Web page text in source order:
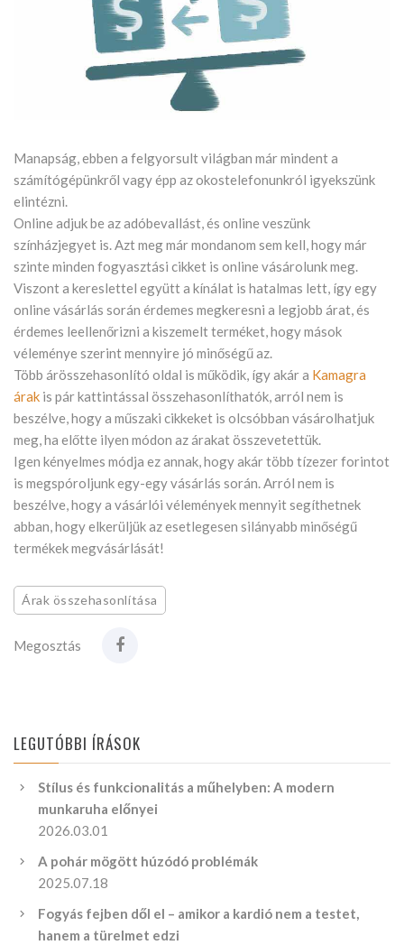
Manapság, ebben a felgyorsult világban már mindent a
számítógépünkről vagy épp az okostelefonunkról igyekszünk
elintézni.
Online adjuk be az adóbevallást, és online veszünk
színházjegyet is. Azt meg már mondanom sem kell, hogy már
szinte minden fogyasztási cikket is online vásárolunk meg.
Viszont a kereslettel együtt a kínálat is hatalmas lett, így egy
online vásárlás során érdemes megkeresni a legjobb árat, és
érdemes leellenőrizni a kiszemelt terméket, hogy mások
véleménye szerint mennyire jó minőségű az.
Több árösszehasonlító oldal is működik, így akár a Kamagra
árak is pár kattintással összehasonlíthatók, arról nem is
beszélve, hogy a műszaki cikkeket is olcsóbban vásárolhatjuk
meg, ha előtte ilyen módon az árakat összevetettük.
Igen kényelmes módja ez annak, hogy akár több tízezer forintot
is megspóroljunk egy-egy vásárlás során. Arról nem is
beszélve, hogy a vásárlói vélemények mennyit segíthetnek
abban, hogy elkerüljük az esetlegesen silányabb minőségű
termékek megvásárlását!
Árak összehasonlítása
Megosztás
LEGUTÓBBI ÍRÁSOK
Stílus és funkcionalitás a műhelyben: A modern
munkaruha előnyei
2026.03.01
A pohár mögött húzódó problémák
2025.07.18
Fogyás fejben dől el – amikor a kardió nem a testet,
hanem a türelmet edzi